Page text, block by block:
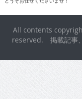
All contents
reserved. 掲載記事